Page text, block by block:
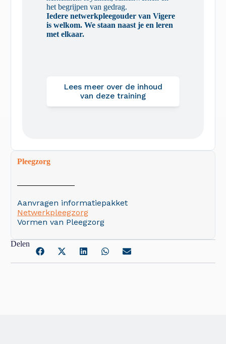
het begrijpen van gedrag.
Iedere netwerkpleegouder van Vigere
is welkom. We staan naast je en leren
met elkaar.
Lees meer over de inhoud
van deze training
Pleegzorg
Aanvragen informatiepakket
Netwerkpleegzorg
Vormen van Pleegzorg
Delen